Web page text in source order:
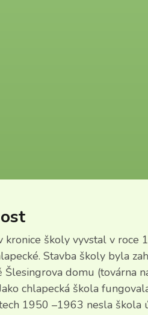
kronice školy vyvstal v roce
Stavba školy byla
domu (továrna
chlapecká škola
1950 –1963 nesla škola